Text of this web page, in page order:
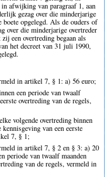
afwijking van paragraaf 1, aan
gezag over die minderjarige
boete opgelegd. Als de ouders of
over die minderjarige overtreder
een overtreding begaan als
het decreet van 31 juli 1990,
in artikel 7, § 1: a) 56 euro;
een periode van twaalf
overtreding van de regels,
volgende overtreding binnen
van een eerste
7, § 1;
in artikel 7, § 2 en § 3: a) 20
periode van twaalf maanden
van de regels, vermeld in